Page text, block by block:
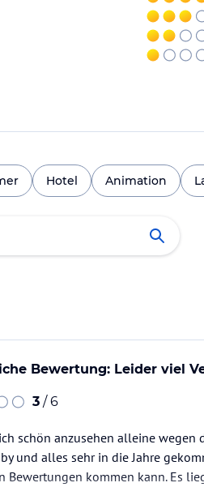
Hotel Animation
Bewertung: Leider viel
3 / 6
schön anzusehen alleine wegen
und alles sehr in die Jahre
Bewertungen kommen kann. Es